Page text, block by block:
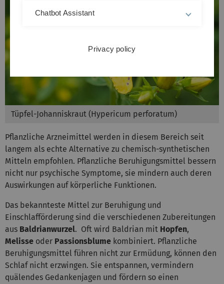
Tüpfel-Johanniskraut (Hypericum perforatum)
Pflanzliche Arzneimittel werden in diesem Bereich seit
langem als echte Alternative zu chemisch-synthetischen
Mitteln empfohlen. Pflanzliche Beruhigungsmittel bessern
nicht nur psychische Symptome, sie mindern auch deren
Auswirkungen auf körperliche Funktionen.
Das bekannteste Mittel zur Beruhigung und
Einschlafförderung sind die verschiedenen Zubereitungen
aus Baldrianwurzel. Oft wird Baldrian mit Hopfen,
Melisse oder Passionsblume kombiniert. Pflanzliche
Beruhigungsmittel führen nicht zur Ermüdung, können den
Schlaf nicht erzwingen. Sie entspannen, vermindern
quälendes Gedankenjagen und fördern so einen
Chatbot Assistant
Privacy policy